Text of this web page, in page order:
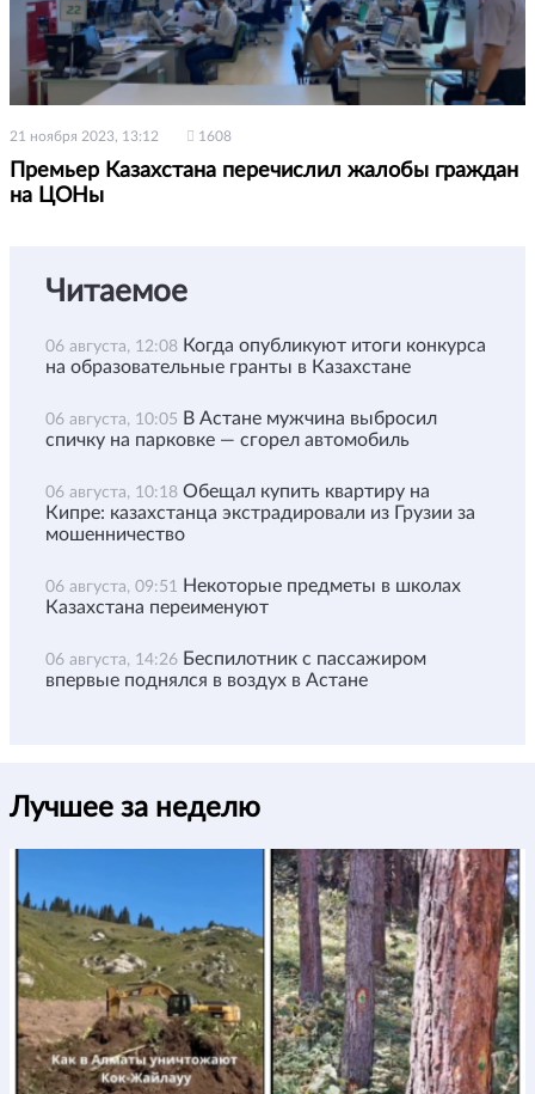
21 ноября 2023, 13:12 1608
Премьер Казахстана перечислил жалобы граждан
на ЦОНы
Читаемое
06 августа, 12:08 Когда опубликуют итоги конкурса
на образовательные гранты в Казахстане
06 августа, 10:05 В Астане мужчина выбросил
спичку на парковке — сгорел автомобиль
06 августа, 10:18 Обещал купить квартиру на
Кипре: казахстанца экстрадировали из Грузии за
мошенничество
06 августа, 09:51 Некоторые предметы в школах
Казахстана переименуют
06 августа, 14:26 Беспилотник с пассажиром
впервые поднялся в воздух в Астане
Лучшее за неделю